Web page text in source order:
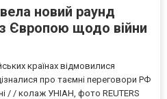
новий раунд
Європою щодо війни
країнах відмовилися
про таємні переговори РФ
/ / колаж УНІАН, фото REUTERS